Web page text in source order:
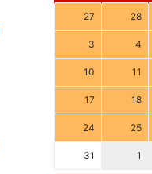
27 28
3 4
10 11
17 18
24 25
31 1